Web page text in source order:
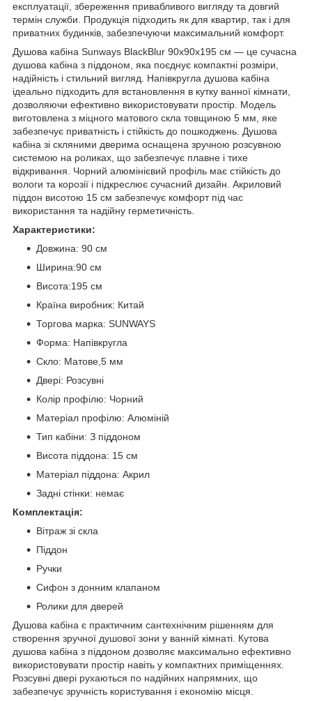
експлуатації, збереження привабливого вигляду та довгий
термін служби. Продукція підходить як для квартир, так і для
приватних будинків, забезпечуючи максимальний комфорт.
Душова кабіна Sunways BlackBlur 90x90х195 см — це сучасна
душова кабіна з піддоном, яка поєднує компактні розміри,
надійність і стильний вигляд. Напівкругла душова кабіна
ідеально підходить для встановлення в кутку ванної кімнати,
дозволяючи ефективно використовувати простір. Модель
виготовлена з міцного матового скла товщиною 5 мм, яке
забезпечує приватність і стійкість до пошкоджень. Душова
кабіна зі скляними дверима оснащена зручною розсувною
системою на роликах, що забезпечує плавне і тихе
відкривання. Чорний алюмінієвий профіль має стійкість до
вологи та корозії і підкреслює сучасний дизайн. Акриловий
піддон висотою 15 см забезпечує комфорт під час
використання та надійну герметичність.
Характеристики:
Довжина: 90 см
Ширина:90 см
Висота:195 см
Країна виробник: Китай
Торгова марка: SUNWAYS
Форма: Напівкругла
Скло: Матове,5 мм
Двері: Розсувні
Колір профілю: Чорний
Матеріал профілю: Алюміній
Тип кабіни: З піддоном
Висота піддона: 15 см
Матеріал піддона: Акрил
Задні стінки: немає
Комплектація:
Вітраж зі скла
Піддон
Ручки
Сифон з донним клапаном
Ролики для дверей
Душова кабіна є практичним сантехнічним рішенням для
створення зручної душової зони у ванній кімнаті. Кутова
душова кабіна з піддоном дозволяє максимально ефективно
використовувати простір навіть у компактних приміщеннях.
Розсувні двері рухаються по надійних напрямних, що
забезпечує зручність користування і економію місця.